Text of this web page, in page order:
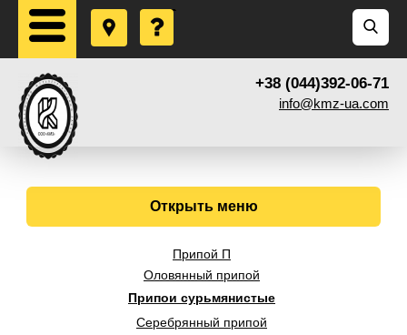
+38 (044)392-06-71
info@kmz-ua.com
Открыть меню
Припой П
Оловянный припой
Припои сурьмянистые
Серебрянный припой